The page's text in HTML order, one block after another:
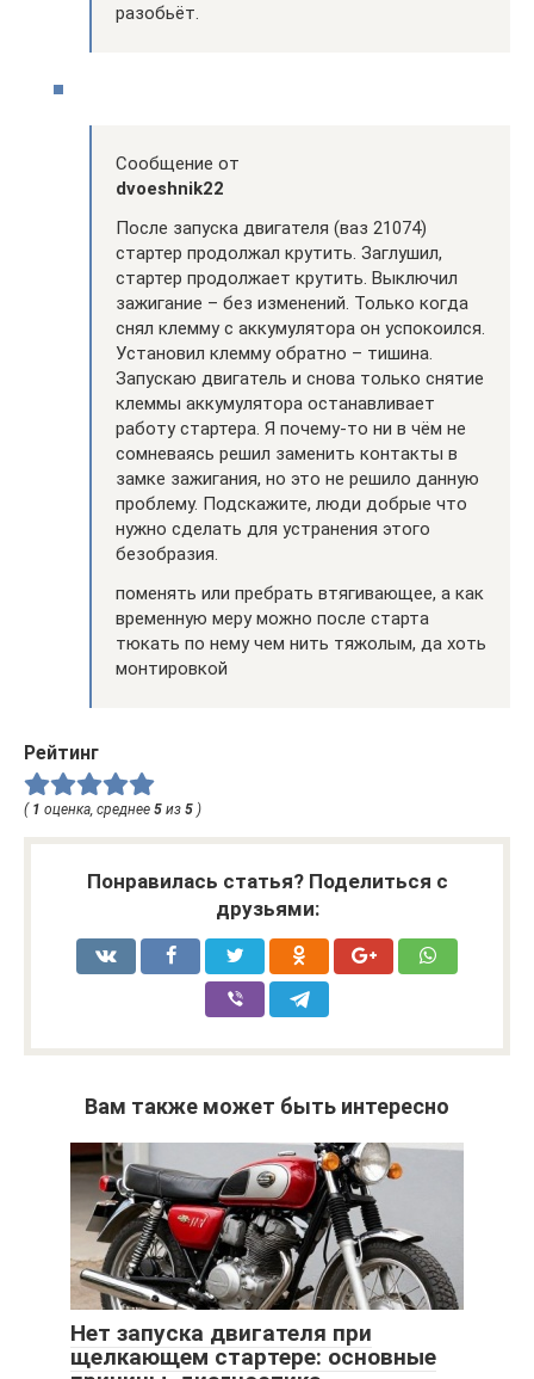
разобьёт.
Сообщение от
dvoeshnik22
После запуска двигателя (ваз 21074)
стартер продолжал крутить. Заглушил,
стартер продолжает крутить. Выключил
зажигание – без изменений. Только когда
снял клемму с аккумулятора он успокоился.
Установил клемму обратно – тишина.
Запускаю двигатель и снова только снятие
клеммы аккумулятора останавливает
работу стартера. Я почему-то ни в чём не
сомневаясь решил заменить контакты в
замке зажигания, но это не решило данную
проблему. Подскажите, люди добрые что
нужно сделать для устранения этого
безобразия.
поменять или пребрать втягивающее, а как
временную меру можно после старта
тюкать по нему чем нить тяжолым, да хоть
монтировкой
Рейтинг
( 1 оценка, среднее 5 из 5 )
Понравилась статья? Поделиться с
друзьями:
Вам также может быть интересно
Нет запуска двигателя при
щелкающем стартере: основные